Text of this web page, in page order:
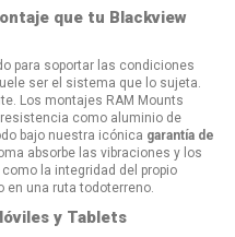
que tu Blackview
para soportar las condiciones
ser el sistema que lo sujeta.
Los montajes RAM Mounts
como aluminio de
bajo nuestra icónica garantía de
absorbe las vibraciones y los
la integridad del propio
en una ruta todoterreno.
y Tablets